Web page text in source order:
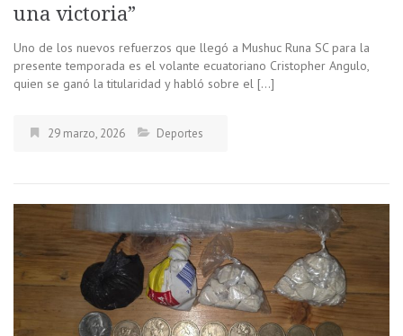
una victoria”
Uno de los nuevos refuerzos que llegó a Mushuc Runa SC para la
presente temporada es el volante ecuatoriano Cristopher Angulo,
quien se ganó la titularidad y habló sobre el […]
29 marzo, 2026 Deportes